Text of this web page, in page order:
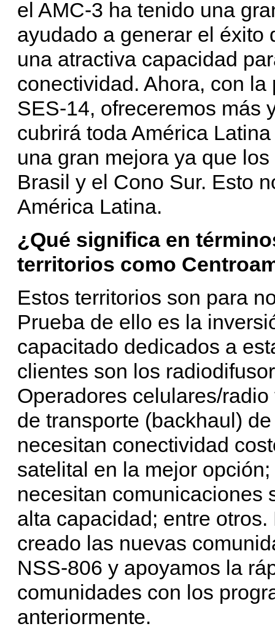
el AMC-3 ha tenido una
ayudado a generar el éxito
una atractiva capacidad
conectividad. Ahora, con
SES-14, ofreceremos más
cubrirá toda América
una gran mejora ya que
Brasil y el Cono Sur. Esto
América Latina.
¿Qué significa en
territorios como
Estos territorios son para
Prueba de ello es la
capacitado dedicados a
clientes son los
Operadores celulares/
de transporte (backhaul)
necesitan conectividad
satelital en la mejor
necesitan comunicaciones
alta capacidad; entre
creado las nuevas
NSS-806 y apoyamos la
comunidades con los
anteriormente.